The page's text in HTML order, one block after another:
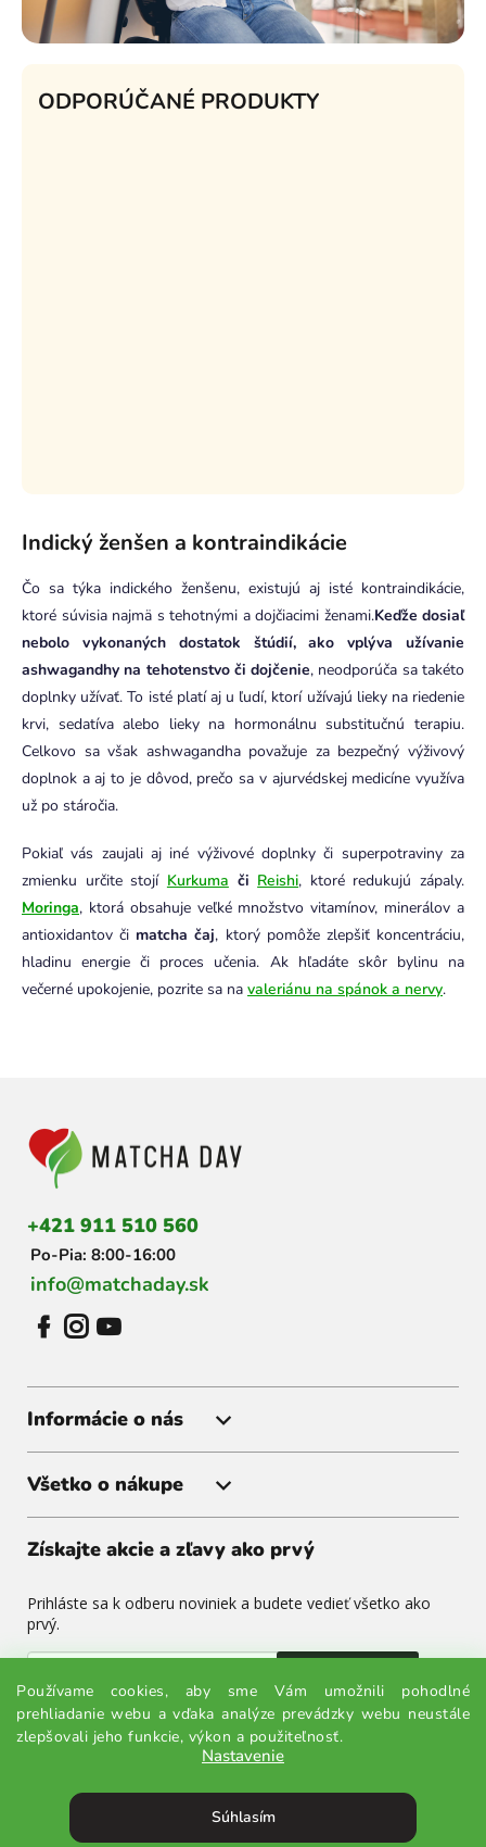
Používame cookies, aby sme Vám umožnili pohodlné
prehliadanie webu a vďaka analýze prevádzky webu neustále
zlepšovali jeho funkcie, výkon a použiteľnosť.
Nastavenie
Súhlasím
ODPORÚČANÉ PRODUKTY
Indický ženšen a kontraindikácie
Čo sa týka indického ženšenu, existujú aj isté kontraindikácie,
ktoré súvisia najmä s tehotnými a dojčiacimi ženami.Keďže dosiaľ
nebolo vykonaných dostatok štúdií, ako vplýva užívanie
ashwagandhy na tehotenstvo či dojčenie, neodporúča sa takéto
doplnky užívať. To isté platí aj u ľudí, ktorí užívajú lieky na riedenie
krvi, sedatíva alebo lieky na hormonálnu substitučnú terapiu.
Celkovo sa však ashwagandha považuje za bezpečný výživový
doplnok a aj to je dôvod, prečo sa v ajurvédskej medicíne využíva
už po stáročia.
Pokiaľ vás zaujali aj iné výživové doplnky či superpotraviny za
zmienku určite stojí Kurkuma či Reishi, ktoré redukujú zápaly.
Moringa, ktorá obsahuje veľké množstvo vitamínov, minerálov a
antioxidantov či matcha čaj, ktorý pomôže zlepšiť koncentráciu,
hladinu energie či proces učenia. Ak hľadáte skôr bylinu na
večerné upokojenie, pozrite sa na valeriánu na spánok a nervy.
+421 911 510 560
Po-Pia: 8:00-16:00
info@matchaday.sk
Informácie o nás
Všetko o nákupe
Získajte akcie a zľavy ako prvý
Prihláste sa k odberu noviniek a budete vedieť všetko ako
prvý.
Odoslaním súhlasíte so spracovaním osobných údajov.